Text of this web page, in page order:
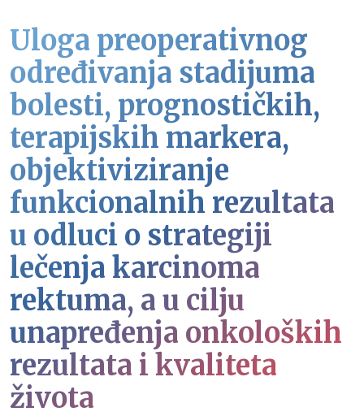
Uloga preoperativnog
određivanja stadijuma
bolesti, prognostičkih,
terapijskih markera,
objektiviziranje
funkcionalnih rezultata
u odluci o strategiji
lečenja karcinoma
rektuma, a u cilju
unapređenja onkoloških
rezultata i kvaliteta
života